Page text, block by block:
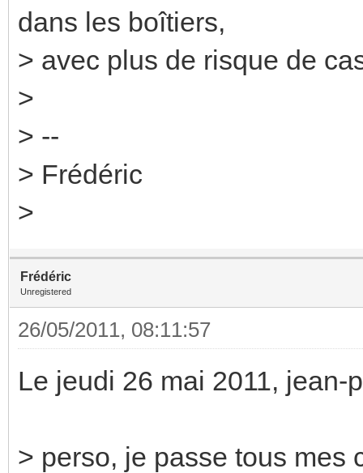
dans les boîtiers,
> avec plus de risque de
>
> --
> Frédéric
>
Frédéric
Unregistered
26/05/2011, 08:11:57
Le jeudi 26 mai 2011, jean-
> perso, je passe tous mes